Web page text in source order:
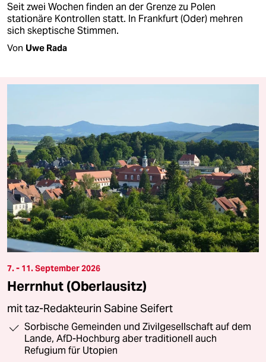
Seit zwei Wochen finden an der Grenze zu Polen
stationäre Kontrollen statt. In Frankfurt (Oder) mehren
sich skeptische Stimmen.
Von Uwe Rada
7. - 11. September 2026
Herrnhut (Oberlausitz)
mit taz-Redakteurin Sabine Seifert
Sorbische Gemeinden und Zivilgesellschaft auf dem
Lande, AfD-Hochburg aber traditionell auch
Refugium für Utopien